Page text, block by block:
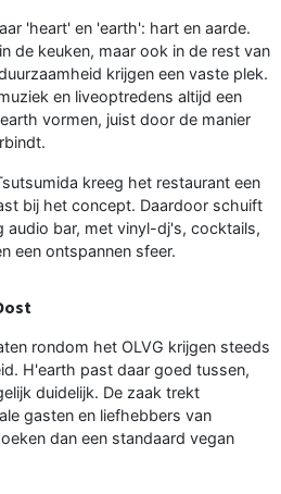
'heart' en 'earth': hart en aarde.
de keuken, maar ook in de rest van
krijgen een vaste plek.
en liveoptredens altijd een
vormen, juist door de manier
kreeg het restaurant een
bij het concept. Daardoor schuift
audio bar, met vinyl-dj's, cocktails,
een ontspannen sfeer.
rondom het OLVG krijgen steeds
H'earth past daar goed tussen,
duidelijk. De zaak trekt
gasten en liefhebbers van
dan een standaard vegan